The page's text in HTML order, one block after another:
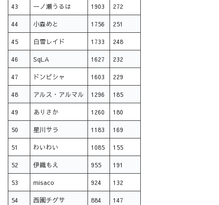
43 一ノ瀬うるは 1903 272
44 小森めと 1756 251
45 白雪レイド 1733 248
46 SqLA 1627 232
47 ドンピシャ 1603 229
48 アルス・アルマル 1296 185
49 ありさか 1260 180
50 星川サラ 1183 169
51 わいわい 1085 155
52 伊織もえ 955 191
53 misaco 924 132
54 西園チグサ 884 147